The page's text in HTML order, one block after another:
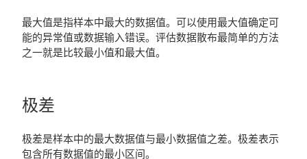
最大值是指样本中最大的数据值。可以使用最大值确定可
能的异常值或数据输入错误。评估数据散布最简单的方法
之一就是比较最小值和最大值。
极差
极差是样本中的最大数据值与最小数据值之差。极差表示
包含所有数据值的最小区间。